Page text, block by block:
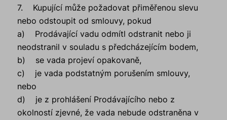
7. Kupující může požadovat přiměřenou slevu
nebo odstoupit od smlouvy, pokud
a) Prodávající vadu odmítl odstranit nebo ji
neodstranil v souladu s předcházejícím bodem,
b) se vada projeví opakovaně,
c) je vada podstatným porušením smlouvy,
nebo
d) je z prohlášení Prodávajícího nebo z
okolností zjevné, že vada nebude odstraněna v